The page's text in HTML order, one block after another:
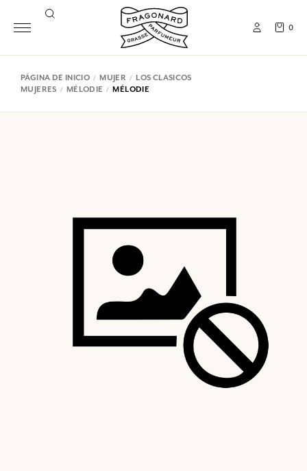
0
PÁGINA DE INICIO MUJER
LOS CLASICOS
MUJERES
MÉLODIE MÉLODIE